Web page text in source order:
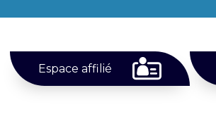
Espace affilié